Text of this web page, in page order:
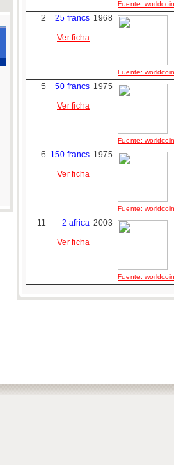
Fuente:
2
25 francs
Ver ficha
1968
Fuente:
5
50 francs
Ver ficha
1975
Fuente:
6 150 francs
Ver ficha
1975
Fuente:
11
2 africa
Ver ficha
2003
Fuente: